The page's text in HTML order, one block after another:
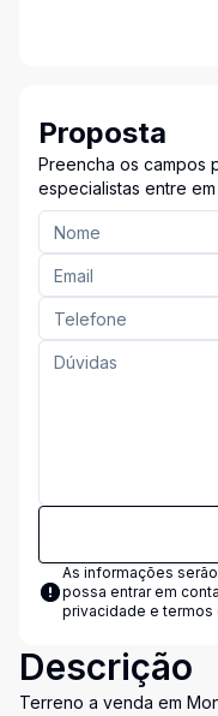
Proposta
Preencha os campos
especialistas entre
As informações
possa entrar em
privacidade e termos
Descrição
Terreno a venda em